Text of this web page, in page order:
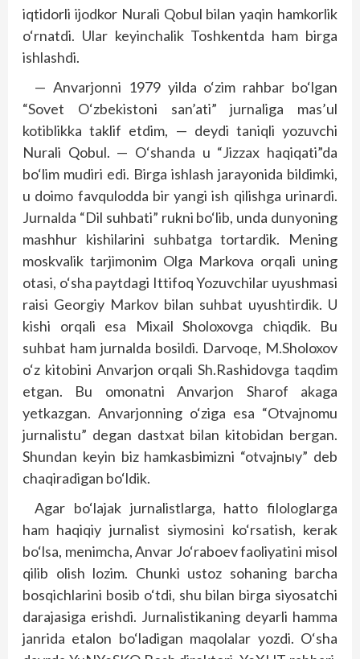
iqtidorli ijodkor Nurali Qobul bilan yaqin hamkorlik
o‘rnatdi. Ular keyinchalik Toshkentda ham birga
ishlashdi.
— Anvarjonni 1979 yilda o‘zim rahbar bo‘lgan
“Sovet O‘zbekistoni san’ati” jurnaliga mas’ul
kotiblikka taklif etdim, — deydi taniqli yozuvchi
Nurali Qobul. — O‘shanda u “Jizzax haqiqati”da
bo‘lim mudiri edi. Birga ishlash jarayonida bildimki,
u doimo favqulodda bir yangi ish qilishga urinardi.
Jurnalda “Dil suhbati” rukni bo‘lib, unda dunyoning
mashhur kishilarini suhbatga tortardik. Mening
moskvalik tarjimonim Olga Markova orqali uning
otasi, o‘sha paytdagi Ittifoq Yozuvchilar uyushmasi
raisi Georgiy Markov bilan suhbat uyushtirdik. U
kishi orqali esa Mixail Sholoxovga chiqdik. Bu
suhbat ham jurnalda bosildi. Darvoqe, M.Sholoxov
o‘z kitobini Anvarjon orqali Sh.Rashidovga taqdim
etgan. Bu omonatni Anvarjon Sharof akaga
yetkazgan. Anvarjonning o‘ziga esa “Otvajnomu
jurnalistu” degan dastxat bilan kitobidan bergan.
Shundan keyin biz hamkasbimizni “otvajnыy” deb
chaqiradigan bo‘ldik.
Agar bo‘lajak jurnalistlarga, hatto filologlarga
ham haqiqiy jurnalist siymosini ko‘rsatish, kerak
bo‘lsa, menimcha, Anvar Jo‘raboev faoliyatini misol
qilib olish lozim. Chunki ustoz sohaning barcha
bosqichlarini bosib o‘tdi, shu bilan birga siyosatchi
darajasiga erishdi. Jurnalistikaning deyarli hamma
janrida etalon bo‘ladigan maqolalar yozdi. O‘sha